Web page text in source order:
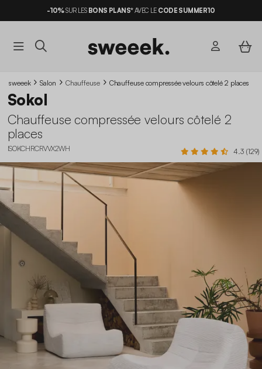
-10%SUR LES BONS PLANS*AVEC LE CODE SUMMER10
sweeek Salon Chauffeuse Chauffeuse compressée velours côtelé 2 places
Sokol
Chauffeuse compressée velours côtelé 2
places
ISOKCHRCRVVX2WH 4.3 (129)